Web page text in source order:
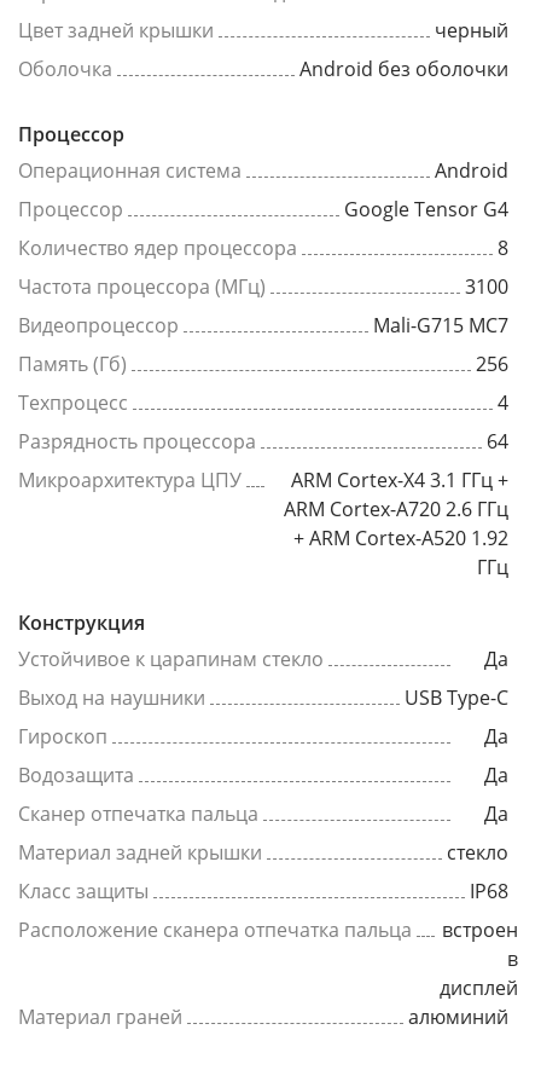
Цвет задней крышки
черный
Оболочка
Android без оболочки
Процессор
Операционная система
Android
Процессор
Google Tensor G4
Количество ядер процессора
8
Частота процессора (МГц)
3100
Видеопроцессор
Mali-G715 MC7
Память (Гб)
256
Техпроцесс
4
Разрядность процессора
64
Микроархитектура ЦПУ
ARM Cortex-X4 3.1 ГГц +
ARM Cortex-A720 2.6 ГГц
+ ARM Cortex-A520 1.92
ГГц
Конструкция
Устойчивое к царапинам стекло
Да
Выход на наушники
USB Type-C
Гироскоп
Да
Водозащита
Да
Сканер отпечатка пальца
Да
Материал задней крышки
стекло
Класс защиты
IP68
Расположение сканера отпечатка пальца
встроен
в
дисплей
Материал граней
алюминий